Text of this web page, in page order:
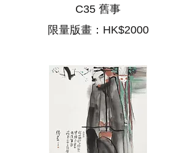
C35 舊事
限量版畫：HK$2000